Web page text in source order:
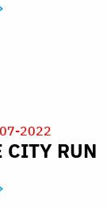
07-2022
CITY RUN